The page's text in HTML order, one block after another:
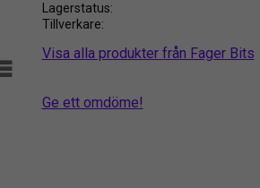
Listvy
Lagerstatus
Tillverkare
Visa alla produkter från Fager Bits
Ge ett omdöme!